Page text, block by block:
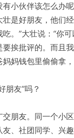
小伙伴该怎么办
是好朋友，他们
。”大壮说：“你
挨批评的。而且
妈钱包里偷偷拿
朋友”吗？
朋友。同一个小
、社团同学、兴